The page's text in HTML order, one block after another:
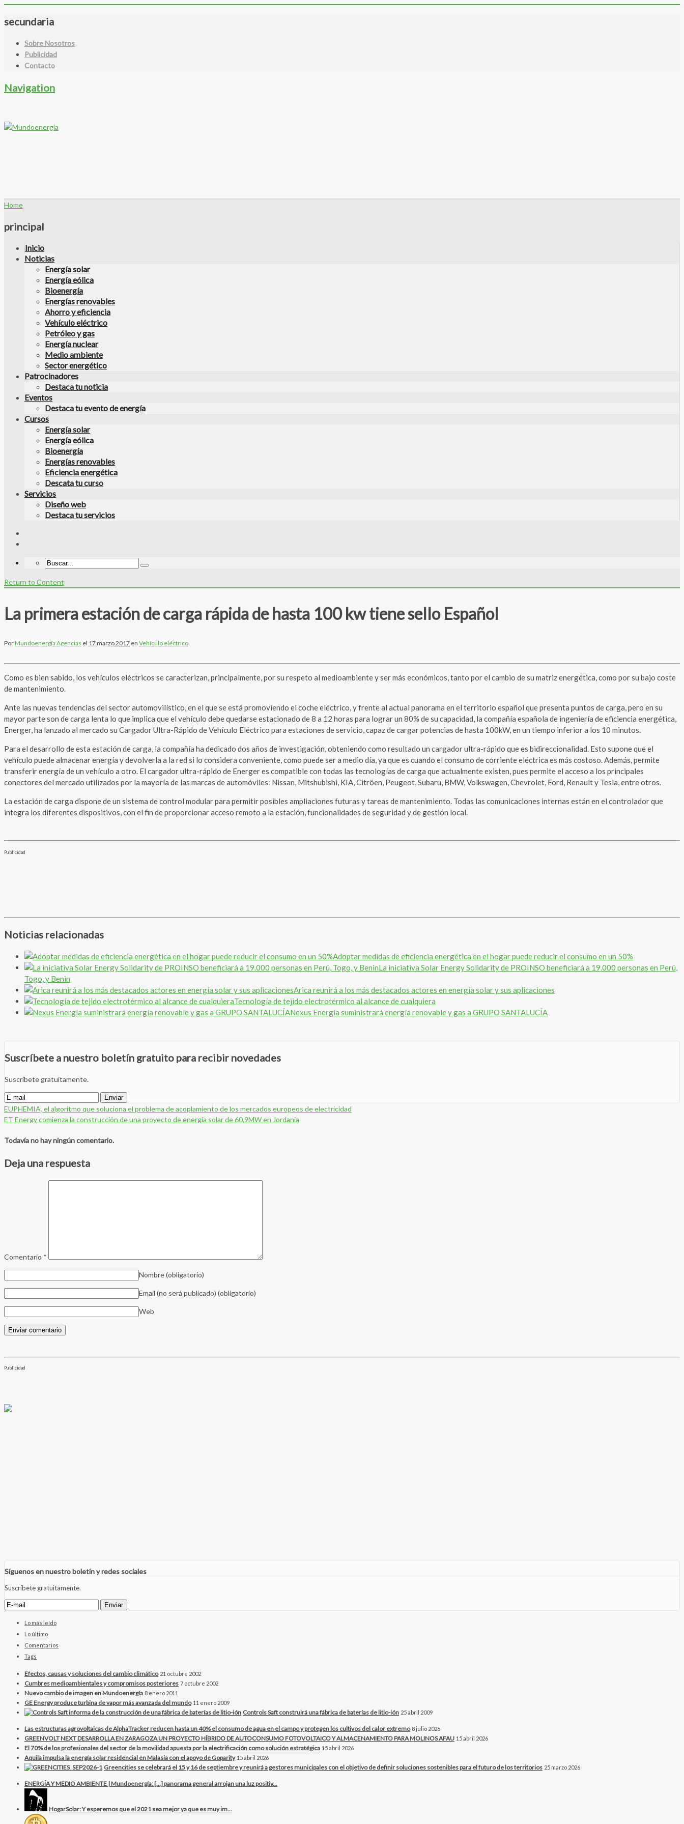
secundaria
Sobre Nosotros
Publicidad
Contacto
Navigation
Home
principal
Inicio
Noticias
Energía solar
Energía eólica
Bioenergía
Energías renovables
Ahorro y eficiencia
Vehículo eléctrico
Petróleo y gas
Energía nuclear
Medio ambiente
Sector energético
Patrocinadores
Destaca tu noticia
Eventos
Destaca tu evento de energía
Cursos
Energía solar
Energía eólica
Bioenergía
Energías renovables
Eficiencia energética
Descata tu curso
Servicios
Diseño web
Destaca tu servicios
Return to Content
La primera estación de carga rápida de hasta 100 kw tiene sello Español
PorMundoenergía Agencias el 17 marzo 2017 en Vehículo eléctrico
Como es bien sabido, los vehículos eléctricos se caracterizan, principalmente, por su respeto al medioambiente y ser más económicos, tanto por el cambio de su matriz energética, como por su bajo coste
de mantenimiento.
Ante las nuevas tendencias del sector automovilístico, en el que se está promoviendo el coche eléctrico, y frente al actual panorama en el territorio español que presenta puntos de carga, pero en su
mayor parte son de carga lenta lo que implica que el vehículo debe quedarse estacionado de 8 a 12 horas para lograr un 80% de su capacidad, la compañía española de ingeniería de eficiencia energética,
Energer, ha lanzado al mercado su Cargador Ultra-Rápido de Vehículo Eléctrico para estaciones de servicio, capaz de cargar potencias de hasta 100kW, en un tiempo inferior a los 10 minutos.
Para el desarrollo de esta estación de carga, la compañía ha dedicado dos años de investigación, obteniendo como resultado un cargador ultra-rápido que es bidireccionalidad. Esto supone que el
vehículo puede almacenar energía y devolverla a la red si lo considera conveniente, como puede ser a medio día, ya que es cuando el consumo de corriente eléctrica es más costoso. Además, permite
transferir energía de un vehículo a otro. El cargador ultra-rápido de Energer es compatible con todas las tecnologías de carga que actualmente existen, pues permite el acceso a los principales
conectores del mercado utilizados por la mayoría de las marcas de automóviles: Nissan, Mitshubishi, KIA, Citröen, Peugeot, Subaru, BMW, Volkswagen, Chevrolet, Ford, Renault y Tesla, entre otros.
La estación de carga dispone de un sistema de control modular para permitir posibles ampliaciones futuras y tareas de mantenimiento. Todas las comunicaciones internas están en el controlador que
integra los diferentes dispositivos, con el fin de proporcionar acceso remoto a la estación, funcionalidades de seguridad y de gestión local.
Publicidad
Noticias relacionadas
Adoptar medidas de eficiencia energética en el hogar puede reducir el consumo en un 50%
La iniciativa Solar Energy Solidarity de PROINSO beneficiará a 19.000 personas en Perú,
Togo, y Benin
Arica reunirá a los más destacados actores en energía solar y sus aplicaciones
Tecnología de tejido electrotérmico al alcance de cualquiera
Nexus Energía suministrará energía renovable y gas a GRUPO SANTALUCÍA
Suscríbete a nuestro boletín gratuito para recibir novedades
Suscríbete gratuitamente.
EUPHEMIA, el algoritmo que soluciona el problema de acoplamiento de los mercados europeos de electricidad
ET Energy comienza la construcción de una proyecto de energía solar de 60,9MW en Jordania
Todavía no hay ningún comentario.
Deja una respuesta
Comentario *
Nombre(obligatorio)
Email (no será publicado) (obligatorio)
Web
Publicidad
Síguenos en nuestro boletín y redes sociales
Suscríbete gratuitamente.
Lo más leído
Lo último
Comentarios
Tags
Efectos, causas y soluciones del cambio climático 21 octubre 2002
Cumbres medioambientales y compromisos posteriores 7 octubre 2002
Nuevo cambio de imagen en Mundoenergía 8 enero 2011
GE Energy produce turbina de vapor más avanzada del mundo 11 enero 2009
Controls Saft construirá una fábrica de baterías de litio-ión 25 abril 2009
Las estructuras agrovoltaicas de AlphaTracker reducen hasta un 40% el consumo de agua en el campo y protegen los cultivos del calor extremo 8 julio 2026
GREENVOLT NEXT DESARROLLA EN ZARAGOZA UN PROYECTO HÍBRIDO DE AUTOCONSUMO FOTOVOLTAICO Y ALMACENAMIENTO PARA MOLINOS AFAU 15 abril 2026
El 70% de los profesionales del sector de la movilidad apuesta por la electrificación como solución estratégica 15 abril 2026
Aquila impulsa la energía solar residencial en Malasia con el apoyo de Goparity 15 abril 2026
Greencities se celebrará el 15 y 16 de septiembre y reunirá a gestores municipales con el objetivo de definir soluciones sostenibles para el futuro de los territorios 25 marzo 2026
ENERGÍA Y MEDIO AMBIENTE | Mundoenergía: […] panorama general arrojan una luz positiv...
HogarSolar: Y esperemos que el 2021 sea mejor ya que es muy im...